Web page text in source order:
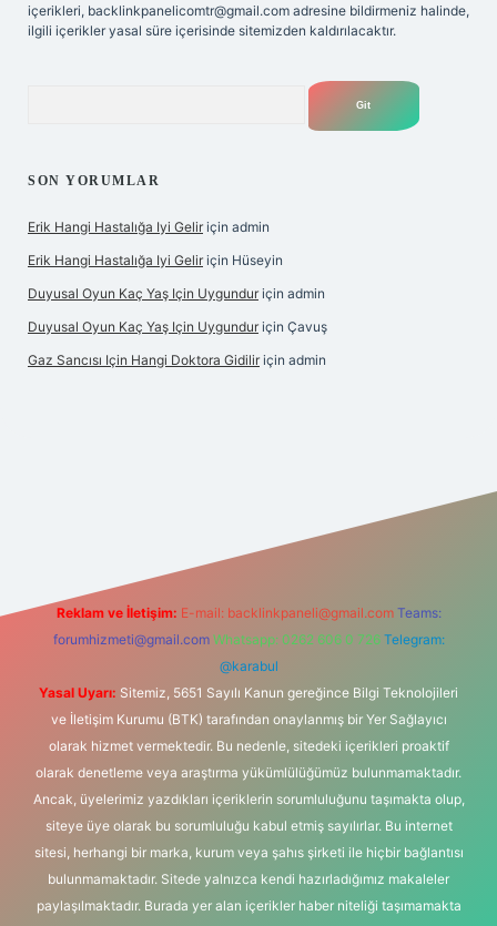
içerikleri, backlinkpanelicomtr@gmail.com adresine bildirmeniz halinde,
ilgili içerikler yasal süre içerisinde sitemizden kaldırılacaktır.
SON YORUMLAR
Erik Hangi Hastalığa Iyi Gelir için admin
Erik Hangi Hastalığa Iyi Gelir için Hüseyin
Duyusal Oyun Kaç Yaş Için Uygundur için admin
Duyusal Oyun Kaç Yaş Için Uygundur için Çavuş
Gaz Sancısı Için Hangi Doktora Gidilir için admin
Reklam ve İletişim: E-mail: backlinkpaneli@gmail.com Teams:
forumhizmeti@gmail.com Whatsapp: 0262 606 0 726 Telegram:
@karabul
Yasal Uyarı: Sitemiz, 5651 Sayılı Kanun gereğince Bilgi Teknolojileri
ve İletişim Kurumu (BTK) tarafından onaylanmış bir Yer Sağlayıcı
olarak hizmet vermektedir. Bu nedenle, sitedeki içerikleri proaktif
olarak denetleme veya araştırma yükümlülüğümüz bulunmamaktadır.
Ancak, üyelerimiz yazdıkları içeriklerin sorumluluğunu taşımakta olup,
siteye üye olarak bu sorumluluğu kabul etmiş sayılırlar. Bu internet
sitesi, herhangi bir marka, kurum veya şahıs şirketi ile hiçbir bağlantısı
bulunmamaktadır. Sitede yalnızca kendi hazırladığımız makaleler
paylaşılmaktadır. Burada yer alan içerikler haber niteliği taşımamakta